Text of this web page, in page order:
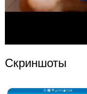
Скриншоты